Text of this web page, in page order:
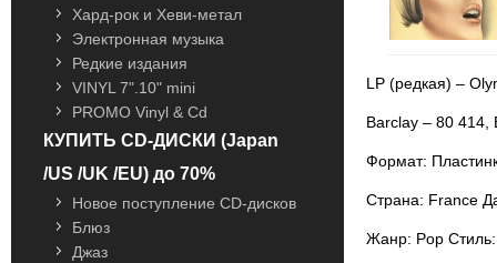
Хард-рок и Хеви-метал
Электронная музыка
Редкие издания
VINYL 7".10" mini
PROMO Vinyl & Cd
КУПИТЬ CD-ДИСКИ (Japan
/US /UK /EU) до 70%
Новое поступление CD-дисков
Блюз
Джаз
LP (редкая) –
Barclay – 80 414,
Формат:
Страна: France
Жанр: Pop